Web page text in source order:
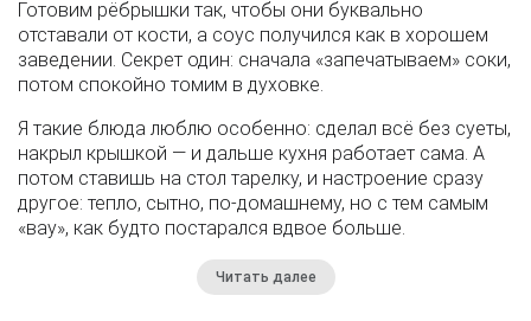
Готовим рёбрышки так, чтобы они буквально
отставали от кости, а соус получился как в хорошем
заведении. Секрет один: сначала «запечатываем» соки,
потом спокойно томим в духовке.
Я такие блюда люблю особенно: сделал всё без суеты,
накрыл крышкой — и дальше кухня работает сама. А
потом ставишь на стол тарелку, и настроение сразу
другое: тепло, сытно, по-домашнему, но с тем самым
«вау», как будто постарался вдвое больше.
Читать далее